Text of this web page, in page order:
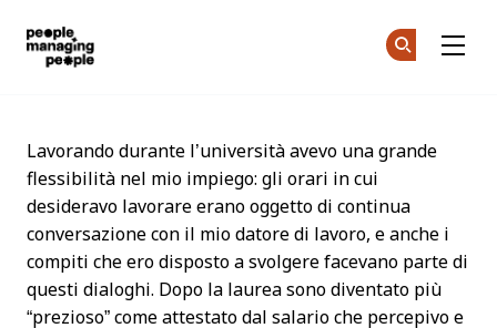
Lavorando durante l’università avevo una grande
flessibilità nel mio impiego: gli orari in cui
desideravo lavorare erano oggetto di continua
conversazione con il mio datore di lavoro, e anche i
compiti che ero disposto a svolgere facevano parte di
questi dialoghi. Dopo la laurea sono diventato più
“prezioso” come attestato dal salario che percepivo e